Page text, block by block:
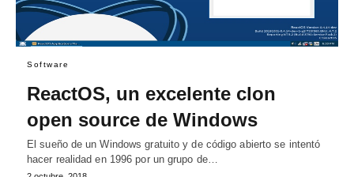
Software
ReactOS, un excelente clon
open source de Windows
El sueño de un Windows gratuito y de código abierto se intentó
hacer realidad en 1996 por un grupo de…